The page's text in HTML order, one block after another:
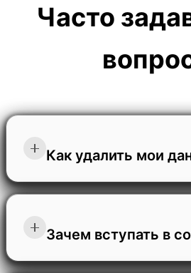
Часто
Как удалить мои
боковое меню, нажмите на
настроек, выберите
затем выберите нужную вам
Зачем вступать в